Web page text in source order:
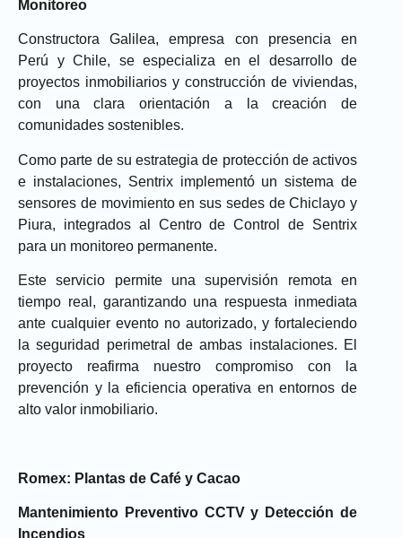
Monitoreo
Constructora Galilea, empresa con presencia en
Perú y Chile, se especializa en el desarrollo de
proyectos inmobiliarios y construcción de viviendas,
con una clara orientación a la creación de
comunidades sostenibles.
Como parte de su estrategia de protección de activos
e instalaciones, Sentriximplementó un sistema de
sensores de movimientoen sus sedes deChiclayo y
Piura, integrados al Centro de Control de Sentrix
para un monitoreo permanente.
Este servicio permite una supervisión remota en
tiempo real, garantizando una respuesta inmediata
ante cualquier evento no autorizado, y fortaleciendo
la seguridad perimetral de ambas instalaciones. El
proyecto reafirma nuestro compromiso con la
prevención y la eficiencia operativa en entornos de
alto valor inmobiliario.
Romex: Plantas de Café y Cacao
Mantenimiento Preventivo CCTV y Detección de
Incendios